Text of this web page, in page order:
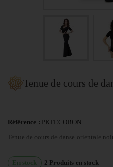
Tenue de cours de
Référence : PKTECOBON
Tenue de cours de danse orientale
En stock 2 Produits en stock